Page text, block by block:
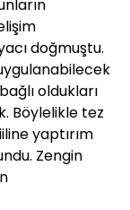
doğmuştu.
oldukları
Böylelikle tez
yaptırım
Zengin